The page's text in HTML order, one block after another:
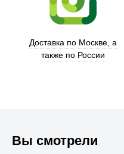
Доставка по Москве, а
также по России
Вы смотрели